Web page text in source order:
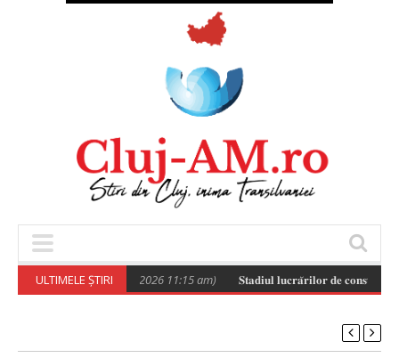
ULTIMELE ȘTIRI
Poza zilei (August 6, 2026 11:15 am) 𝐒𝐭𝐚𝐝𝐢𝐮𝐥 𝐥𝐮𝐜𝐫𝐚̆𝐫𝐢𝐥𝐨𝐫 𝐝𝐞 𝐜𝐨𝐧𝐬𝐭𝐫𝐮𝐢𝐫𝐞 𝐚